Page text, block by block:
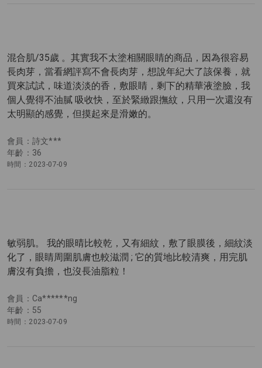
會員：詩文***
年齡：36
時間：2023-07-09
混合肌/35歲 。其實我不太塗相關眼睛的商品，因為很容易
長肉芽，當看網評寫不會長肉芽，想說年紀大了該保養，就
買來試試，味道淡淡的香，敷眼睛，剩下的精華液塗臉，我
個人覺得不油膩 吸收快，至於緊緻跟撫紋，只用一次還沒有
太明顯的感覺，但摸起來是滑嫩的。
會員：Ca******ng
年齡：55
時間：2023-07-09
敏弱肌。 我的眼晴比較乾，又有細紋，敷了眼膜後，細紋淡
化了，眼睛周圍肌膚也較滋潤 ; 它的質地比較清爽，用完肌
膚沒有負擔，也沒長油脂粒！